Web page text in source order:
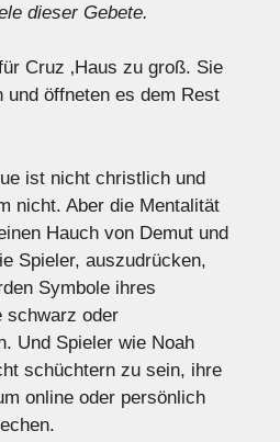
dieser Gebete.
Cruz ‚Haus zu groß. Sie
und öffneten es dem Rest
ist nicht christlich und
nicht. Aber die Mentalität
Hauch von Demut und
Spieler, auszudrücken,
Symbole ihres
schwarz oder
Und Spieler wie Noah
schüchtern zu sein, ihre
online oder persönlich